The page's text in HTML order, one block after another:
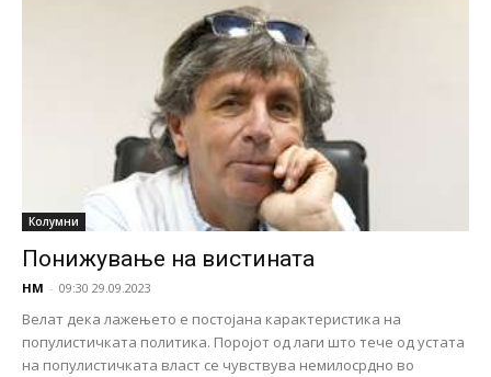
Колумни
Понижување на вистината
НМ - 09:30 29.09.2023
Велат дека лажењето е постојана карактеристика на
популистичката политика. Поројот од лаги што тече од устата
на популистичката власт се чувствува немилосрдно во